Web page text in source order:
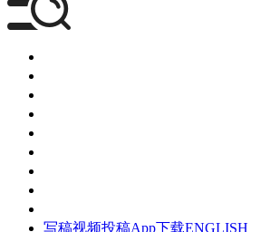
写稿视频投稿App下载ENGLISH